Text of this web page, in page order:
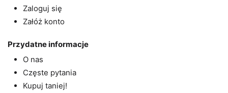
Zaloguj się
Załóż konto
Przydatne informacje
O nas
Częste pytania
Kupuj taniej!